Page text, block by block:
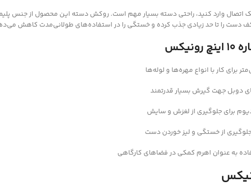
یک اتصال وارد کنید، راحتی دسته بسیار مهم است. روکش دسته این محصول از جنس
دست را تا حد زیادی جذب کرده و خستگی را در استفاده‌های طولانی‌مدت کاهش
دوبل جهت گیرش بسیار قدرتمند
برای جلوگیری از لغزش و سایش
جلوگیری از خستگی و لیز خوردن دست